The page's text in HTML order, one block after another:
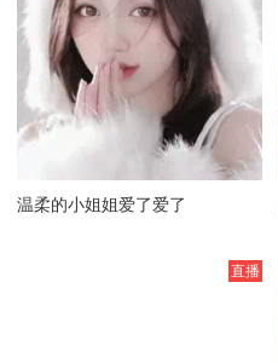
温柔的小姐姐爱了爱了